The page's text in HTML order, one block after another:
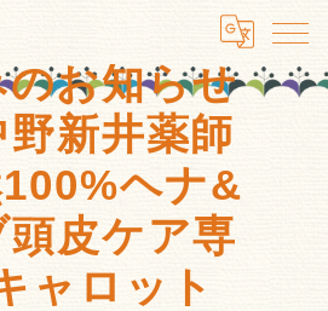
のお知らせ
野新井薬師
ヘナ&
皮ケア専
ャロット